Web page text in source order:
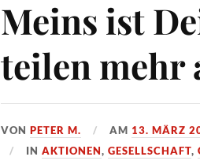
Meins ist
teilen mehr
VONPETER M. AM 13. MÄRZ
INAKTIONEN,GESELLSCHAFT,